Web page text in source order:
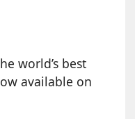
world’s best
available on